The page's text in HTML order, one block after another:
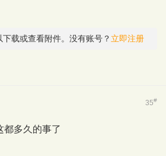
下载或查看附件。没有账号？ 立即注册
35#
都多久的事了